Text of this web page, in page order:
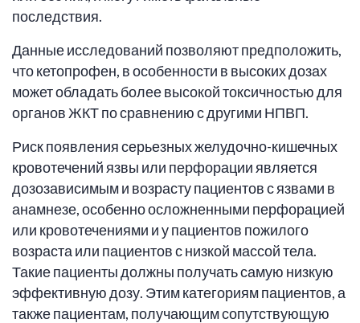
последствия.
Данные исследований позволяют предположить,
что кетопрофен, в особенности в высоких дозах
может обладать более высокой токсичностью для
органов ЖКТ по сравнению с другими НПВП.
Риск появления серьезных желудочно-кишечных
кровотечений язвы или перфорации является
дозозависимым и возрасту пациентов с язвами в
анамнезе, особенно осложненными перфорацией
или кровотечениями и у пациентов пожилого
возраста или пациентов с низкой массой тела.
Такие пациенты должны получать самую низкую
эффективную дозу. Этим категориям пациентов, а
также пациентам, получающим сопутствующую